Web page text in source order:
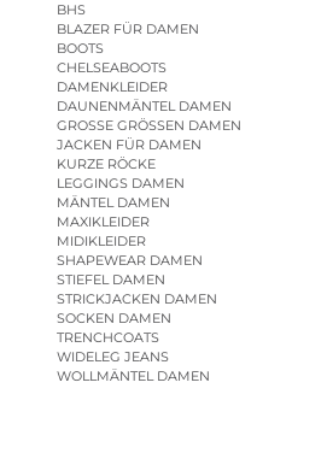
BHS
BLAZER FÜR DAMEN
BOOTS
CHELSEABOOTS
DAMENKLEIDER
DAUNENMÄNTEL DAMEN
GROSSE GRÖSSEN DAMEN
JACKEN FÜR DAMEN
KURZE RÖCKE
LEGGINGS DAMEN
MÄNTEL DAMEN
MAXIKLEIDER
MIDIKLEIDER
SHAPEWEAR DAMEN
STIEFEL DAMEN
STRICKJACKEN DAMEN
SOCKEN DAMEN
TRENCHCOATS
WIDELEG JEANS
WOLLMÄNTEL DAMEN